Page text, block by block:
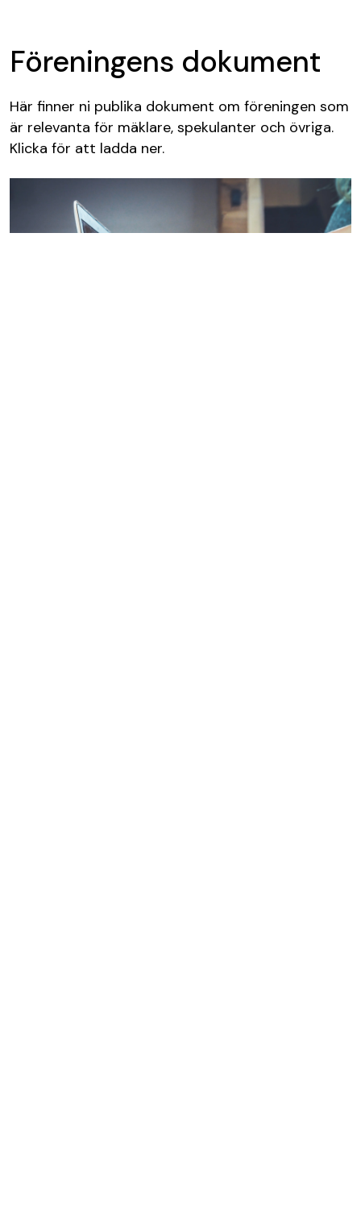
Föreningens dokument
Här finner ni publika dokument om föreningen som
är relevanta för mäklare, spekulanter och övriga.
Klicka för att ladda ner.